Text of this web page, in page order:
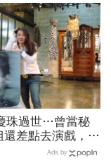
珠過世…曾當秘
還差點去演戲，擁
只信一見鍾情」！
Ads by